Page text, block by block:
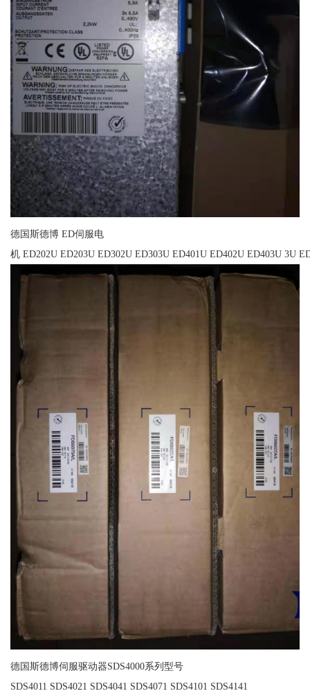
德国斯德博 ED伺服电
机 ED202U ED203U ED302U ED303U ED401U ED402U ED403U 3U
德国斯德博伺服驱动器SDS4000系列型号
SDS4011 SDS4021 SDS4041 SDS4071 SDS4101 SDS4141